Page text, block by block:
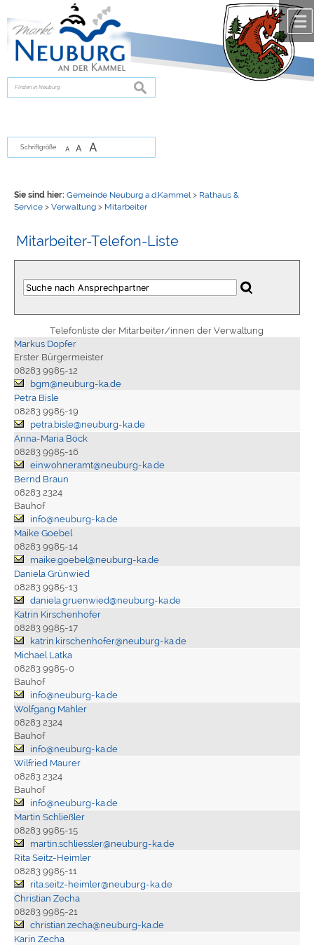
zur Navigationoder
springen.
suchen
Schriftgröße A A A
Sie sind hier: Gemeinde Neuburg a.d.Kammel > Rathaus &
Service> Verwaltung> Mitarbeiter
Mitarbeiter-Telefon-Liste
Telefonliste der Mitarbeiter/innen der Verwaltung
Markus Dopfer
Erster Bürgermeister
08283 9985-12
bgm@neuburg-ka.de
Petra Bisle
08283 9985-19
petra.bisle@neuburg-ka.de
Anna-Maria Böck
08283 9985-16
einwohneramt@neuburg-ka.de
Bernd Braun
08283 2324
Bauhof
info@neuburg-ka.de
Maike Goebel
08283 9985-14
maike.goebel@neuburg-ka.de
Daniela Grünwied
08283 9985-13
daniela.gruenwied@neuburg-ka.de
Katrin Kirschenhofer
08283 9985-17
katrin.kirschenhofer@neuburg-ka.de
Michael Latka
08283 9985-0
Bauhof
info@neuburg-ka.de
Wolfgang Mahler
08283 2324
Bauhof
info@neuburg-ka.de
Wilfried Maurer
08283 2324
Bauhof
info@neuburg-ka.de
Martin Schließler
08283 9985-15
martin.schliessler@neuburg-ka.de
Rita Seitz-Heimler
08283 9985-11
rita.seitz-heimler@neuburg-ka.de
Christian Zecha
08283 9985-21
christian.zecha@neuburg-ka.de
Karin Zecha